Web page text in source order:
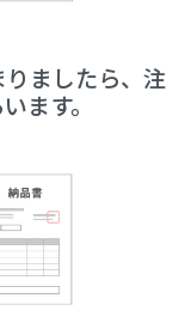
ましたら、注
ます。